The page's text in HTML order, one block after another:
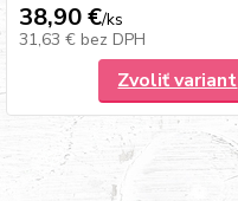
38,90 €/ks
31,63 € bez DPH
Zvoliť variant